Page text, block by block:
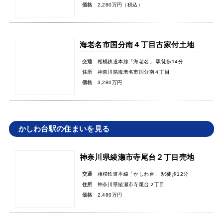
価格
2,280万円（税込）
海老名市国分南４丁目古家付土地
交通
相模鉄道本線「海老名」 駅徒歩14分
住所
神奈川県海老名市国分南４丁目
価格
3,280万円
かしわ台駅の住まいを見る
神奈川県綾瀬市寺尾台２丁目売地
交通
相模鉄道本線「かしわ台」 駅徒歩12分
住所
神奈川県綾瀬市寺尾台２丁目
価格
2,480万円